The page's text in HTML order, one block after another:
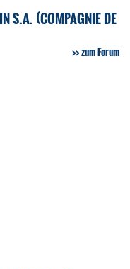
S.A. (COMPAGNIE DE
zum Forum